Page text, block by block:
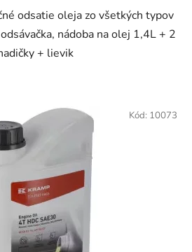
odsatie oleja zo všetkých typov
nádoba na olej 1,4L + 2
+ lievik
Kód: 10073